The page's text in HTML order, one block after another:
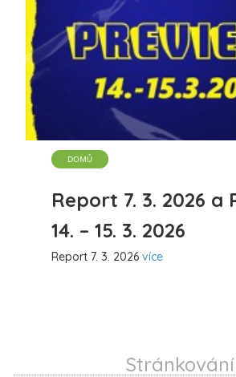
Report 7. 3. 2026 a
14. – 15. 3. 2026
Report 7. 3. 2026 více
DOMŮ
Stránkování